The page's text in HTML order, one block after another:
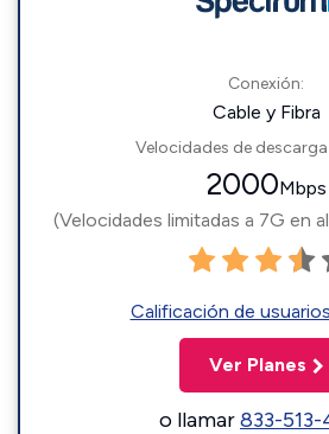
Conexión:
Cable y Fibra
Velocidades de
2000Mbps
(Velocidades limitadas a 7G en
Calificación de
Ver Planes
o llamar833-